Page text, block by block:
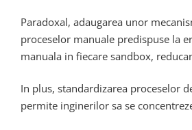
Paradoxal, adaugarea unor
proceselor manuale predispuse la
manuala in fiecare sandbox,
In plus, standardizarea proceselor
permite inginerilor sa se